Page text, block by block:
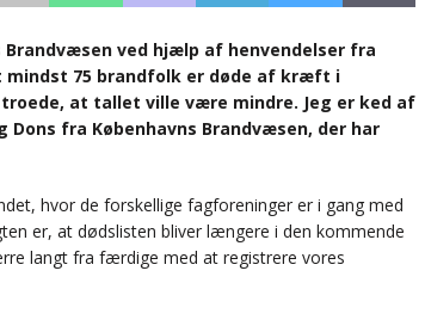
Brandvæsen ved hjælp af henvendelser fra
75 brandfolk er døde af kræft i
troede, at tallet ville være mindre. Jeg er ked af
fra Københavns Brandvæsen, der har
hvor de forskellige fagforeninger er i gang med
er, at dødslisten bliver længere i den kommende
langt fra færdige med at registrere vores